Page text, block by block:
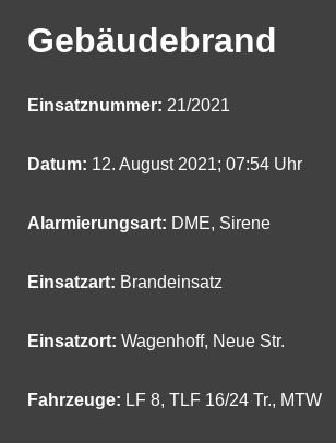
Gebäudebrand
Einsatznummer: 21/2021
Datum: 12. August 2021; 07:54 Uhr
Alarmierungsart: DME, Sirene
Einsatzart: Brandeinsatz
Einsatzort: Wagenhoff, Neue Str.
Fahrzeuge: LF 8, TLF 16/24 Tr., MTW